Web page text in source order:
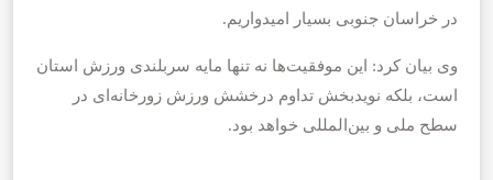
در خراسان جنوبی بسیار امیدواریم.
وی بیان کرد: این موفقیت‌ها نه تنها مایه سربلندی ورزش استان
است، بلکه نویدبخش تداوم درخشش ورزش زورخانه‌ای در
سطح ملی و بین‌المللی خواهد بود.